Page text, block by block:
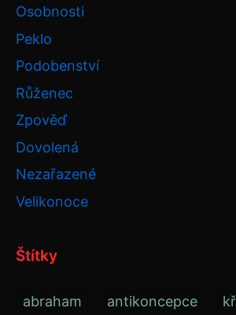
Osobnosti
Peklo
Podobenství
Růženec
Zpověď
Dovolená
Nezařazené
Velikonoce
Štítky
abraham antikoncepce